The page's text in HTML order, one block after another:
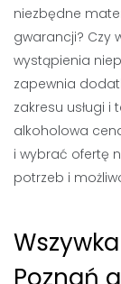
niezbędne
gwarancji? Czy
wystąpienia
zapewnia
zakresu usługi i
alkoholowa
i wybrać ofertę
potrzeb i
Poznań